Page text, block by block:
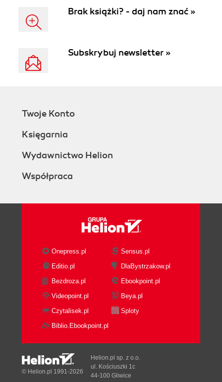
Brak książki? - daj nam znać »
Subskrybuj newsletter »
Twoje Konto
Księgarnia
Wydawnictwo Helion
Współpraca
Onepress.pl
Sensus.pl
Editio.pl
DlaBystrzakow.pl
Bezdroza.pl
Ebookpoint.pl
Videopoint.pl
Beya.pl
Czytalisek.pl
Sploty
Biblio.Ebookpoint.pl
© Helion.pl 1991-2026
Helion.pl sp. z o.o.
ul. Kościuszki 1c
44-100 Gliwice